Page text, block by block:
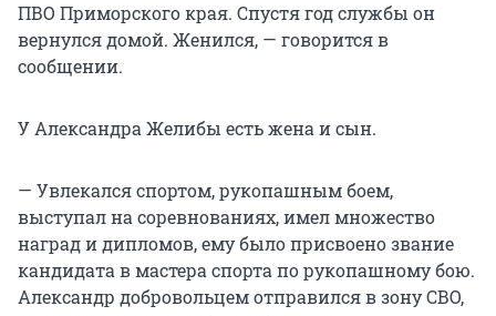
ПВО Приморского края. Спустя год службы он
вернулся домой. Женился, — говорится в
сообщении.
У Александра Желибы есть жена и сын.
— Увлекался спортом, рукопашным боем,
выступал на соревнованиях, имел множество
наград и дипломов, ему было присвоено звание
кандидата в мастера спорта по рукопашному бою.
Александр добровольцем отправился в зону СВО,